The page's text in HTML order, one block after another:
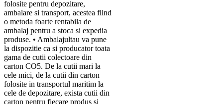
folosite pentru depozitare,
ambalare si transport, acestea fiind
o metoda foarte rentabila de
ambalaj pentru a stoca si expedia
produse. • Ambalajultau va pune
la dispozitie ca si producator toata
gama de cutii colectoare din
carton CO5. De la cutii mari la
cele mici, de la cutii din carton
folosite in transportul maritim la
cele de depozitare, exista cutii din
carton pentru fiecare produs si